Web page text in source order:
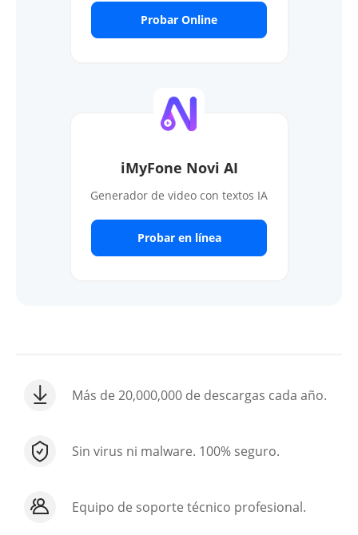
Probar Online
iMyFone Novi AI
Generador de video con textos IA
Probar en línea
Más de 20,000,000 de descargas cada año.
Sin virus ni malware. 100% seguro.
Equipo de soporte técnico profesional.